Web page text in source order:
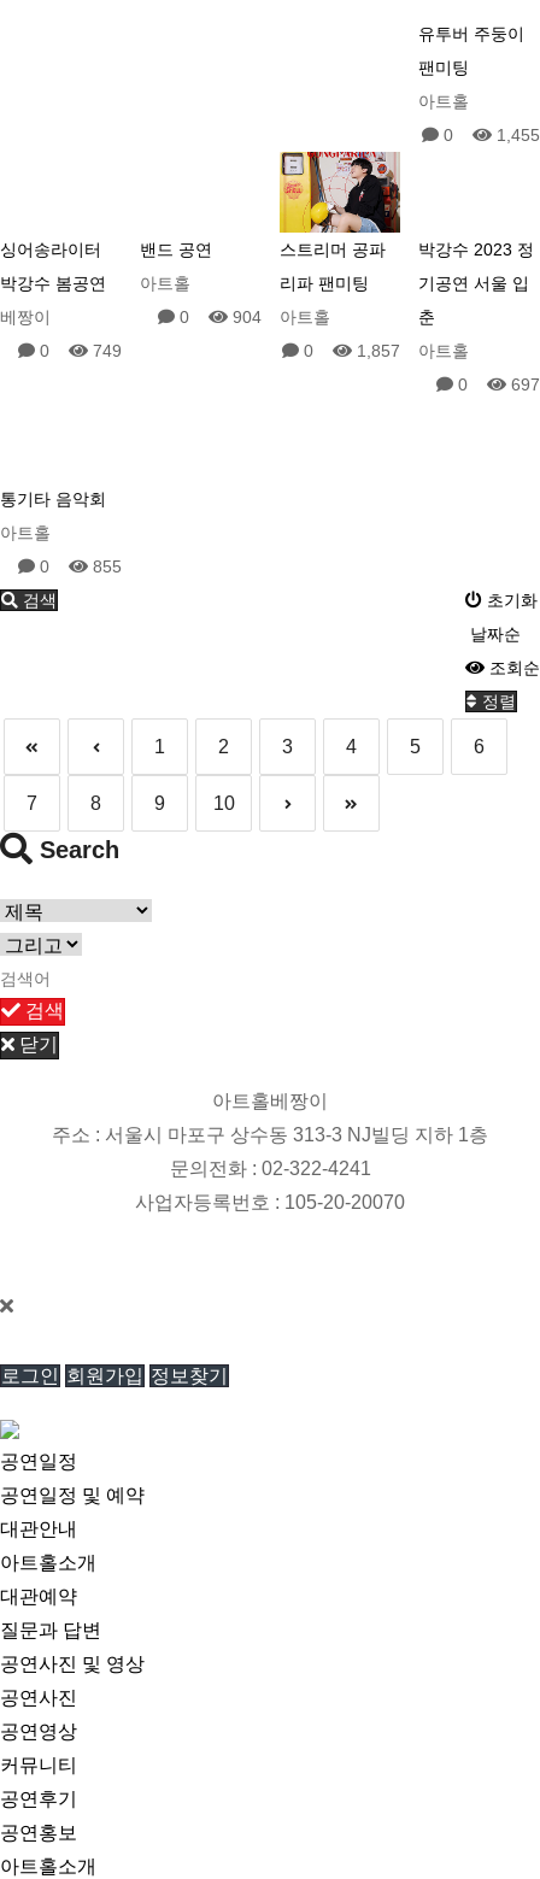
유투버 주둥이
팬미팅
아트홀
0
1,455
싱어송라이터
박강수 봄공연
베짱이
0
749
밴드 공연
아트홀
0
904
스트리머 공파
리파 팬미팅
아트홀
0
1,857
박강수 2023 정
기공연 서울 입
춘
아트홀
0
697
통기타 음악회
아트홀
0
855
초기화
날짜순
조회순
정렬
검색
1 2 3 4 5 6
7 8 9 10
Search
검색
닫기
아트홀베짱이
주소 : 서울시 마포구 상수동 313-3 NJ빌딩 지하 1층
문의전화 : 02-322-4241
사업자등록번호 : 105-20-20070
로그인 회원가입 정보찾기
공연일정
공연일정 및 예약
대관안내
아트홀소개
대관예약
질문과 답변
공연사진 및 영상
공연사진
공연영상
커뮤니티
공연후기
공연홍보
아트홀소개